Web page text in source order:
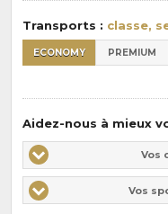
Transports : classe,
ECONOMY PREMIUM
Aidez-nous à mieux
Vos
centres
d'intérêts
Vos
Vos
sports
Vos